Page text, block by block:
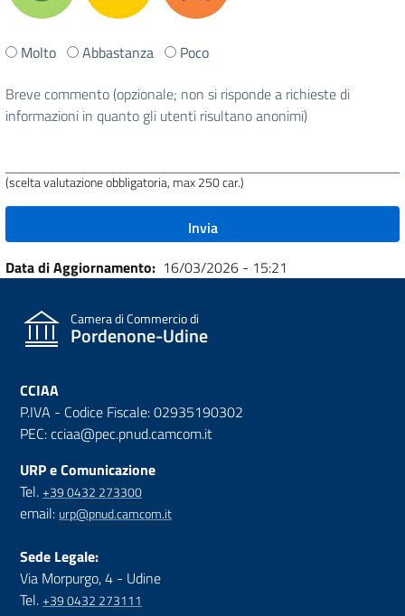
Ti
stata
utile
Molto Abbastanza
Poco
Breve commento (opzionale; non si risponde a richieste di
informazioni in quanto gli utenti risultano anonimi)
(scelta valutazione obbligatoria, max 250 car.)
Data di Aggiornamento 16/03/2026 - 15:21
Camera di Commercio di
Pordenone-Udine
CCIAA
P.IVA - Codice Fiscale: 02935190302
PEC: cciaa@pec.pnud.camcom.it
URP e Comunicazione
Tel.+39 0432 273300
email: urp@pnud.camcom.it
Sede Legale:
Via Morpurgo, 4 - Udine
Tel.+39 0432 273111